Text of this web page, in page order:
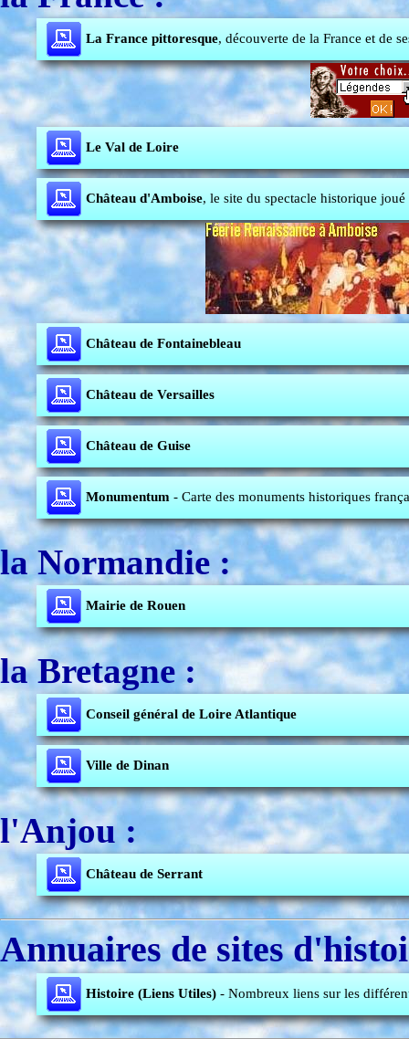
La France pittoresque, découverte de la France et de
Le Val de Loire
Château d'Amboise, le site du spectacle historique joué
Château de Fontainebleau
Château de Versailles
Château de Guise
Monumentum - Carte des monuments historiques
la Normandie :
Mairie de Rouen
la Bretagne :
Conseil général de Loire Atlantique
Ville de Dinan
l'Anjou :
Château de Serrant
Annuaires de sites
Histoire (Liens Utiles) - Nombreux liens sur les